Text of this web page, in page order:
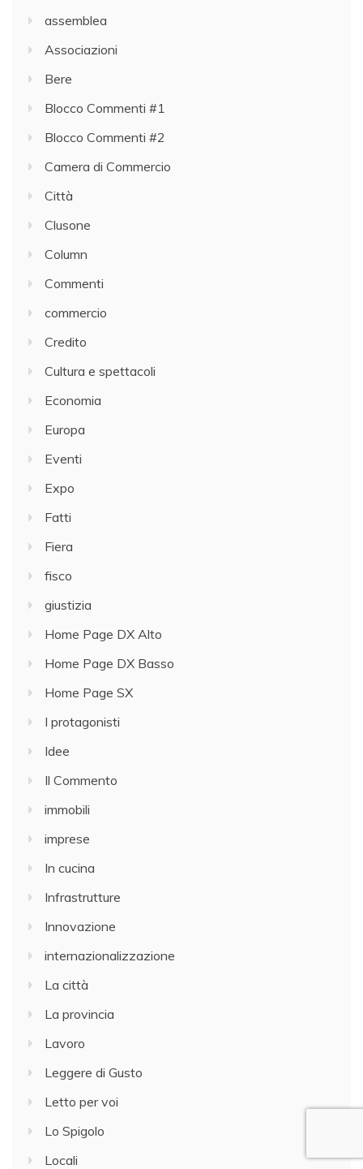
assemblea
Associazioni
Bere
Blocco Commenti #1
Blocco Commenti #2
Camera di Commercio
Città
Clusone
Column
Commenti
commercio
Credito
Cultura e spettacoli
Economia
Europa
Eventi
Expo
Fatti
Fiera
fisco
giustizia
Home Page DX Alto
Home Page DX Basso
Home Page SX
I protagonisti
Idee
Il Commento
immobili
imprese
In cucina
Infrastrutture
Innovazione
internazionalizzazione
La città
La provincia
Lavoro
Leggere di Gusto
Letto per voi
Lo Spigolo
Locali